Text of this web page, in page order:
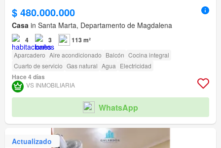
$ 480.000.000
Casa in Santa Marta, Departamento de Magdalena
4 3 113 m²
Aparcadero Aire acondicionado Balcón Cocina integral
Cuarto de servicio Gas natural Agua Electricidad
Hace 4 días
VS INMOBILIARIA
WhatsApp
Actualizado